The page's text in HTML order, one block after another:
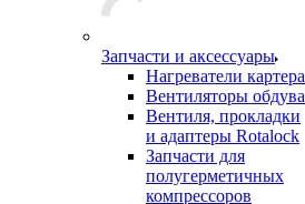
Запчасти и аксессуары
Нагреватели картера
Вентиляторы обдува
Вентиля, прокладки
и адаптеры Rotalock
Запчасти для
полугерметичных
компрессоров